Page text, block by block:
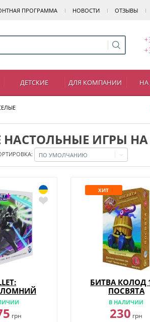
ПРОГРАММА НОВОСТИ ОТЗЫВЫ
ДЕТСКИЕ ДЛЯ КОМПАНИИ
НАСТОЛЬНЫЕ ИГРЫ
ПО УМОЛЧАНИЮ
грн
ХИТ
БИТВА КОЛОД
ПОСВЯТА
В НАЛИЧИИ
230 грн